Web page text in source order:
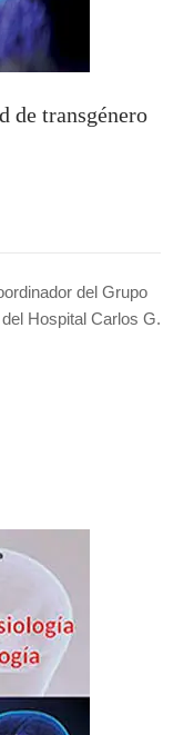
de transgénero
del Grupo
Hospital Carlos G.